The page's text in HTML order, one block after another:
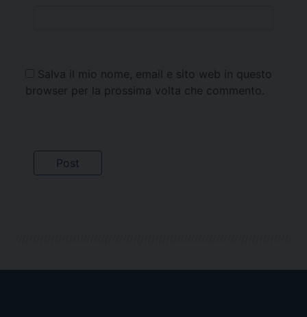
Salva il mio nome, email e sito web in questo
browser per la prossima volta che commento.